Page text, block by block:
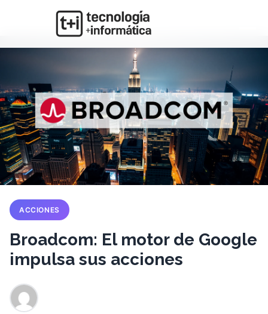
ACCIONES
Broadcom: El motor de Google
impulsa sus acciones